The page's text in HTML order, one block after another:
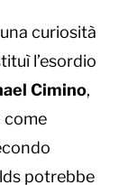
curiosità
l’esordio
Cimino,
come
potrebbe